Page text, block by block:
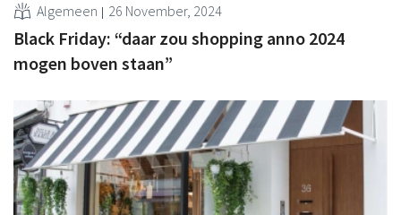
Algemeen 26 November, 2024
Black Friday: “daar zou shopping anno 2024
mogen boven staan”